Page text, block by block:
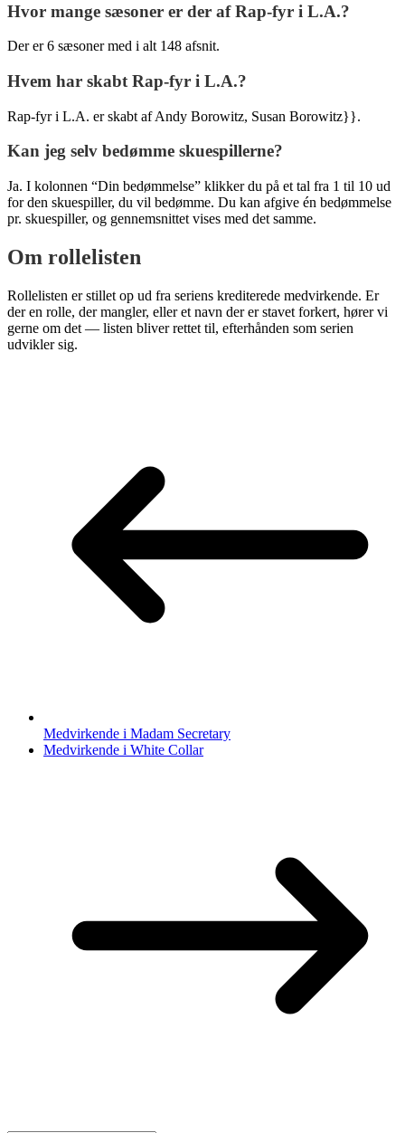
Hvor mange sæsoner er der af Rap-fyr i L.A.?
Der er 6 sæsoner med i alt 148 afsnit.
Hvem har skabt Rap-fyr i L.A.?
Rap-fyr i L.A. er skabt af Andy Borowitz, Susan Borowitz}}.
Kan jeg selv bedømme skuespillerne?
Ja. I kolonnen “Din bedømmelse” klikker du på et tal fra 1 til 10 ud
for den skuespiller, du vil bedømme. Du kan afgive én bedømmelse
pr. skuespiller, og gennemsnittet vises med det samme.
Om rollelisten
Rollelisten er stillet op ud fra seriens krediterede medvirkende. Er
der en rolle, der mangler, eller et navn der er stavet forkert, hører vi
gerne om det — listen bliver rettet til, efterhånden som serien
udvikler sig.
Medvirkende i Madam Secretary
Medvirkende i White Collar